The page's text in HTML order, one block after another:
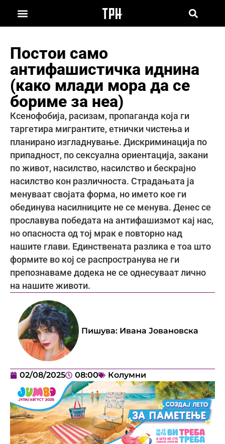
Постои само
антифашистичка иднина
(како млади мора да се
бориме за неа)
Ксенофобија, расизам, пропаганда која ги
таргетира мигрантите, етнички чистења и
планирано изгладнување. Дискриминација по
припадност, по сексуална ориентација, закани
по живот, насилство, насилство и бескрајно
насилство кон различноста. Страдањата ја
менуваат својата форма, но името кое ги
обединува насилниците не се менува. Денес се
прославува победата на антифашизмот кај нас,
но опасноста од тој мрак е повторно над
нашите глави. Единствената разлика е тоа што
формите во кој се распространува не ги
препознаваме додека не се однесуваат лично
на нашите животи.
Пишува: Ивана Јовановска
02/08/2025 08:00 Колумни